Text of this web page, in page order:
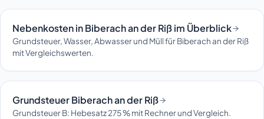
Nebenkosten in Biberach an der Riß im Überblick
Grundsteuer, Wasser, Abwasser und Müll für Biberach an der Riß
mit Vergleichswerten.
Grundsteuer Biberach an der Riß
Grundsteuer B: Hebesatz 275 % mit Rechner und Vergleich.